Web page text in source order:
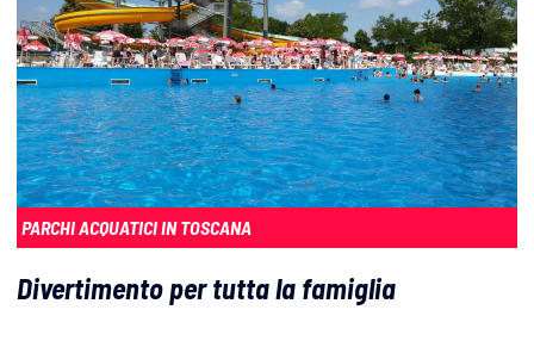
PARCHI ACQUATICI IN TOSCANA
Divertimento per tutta la famiglia